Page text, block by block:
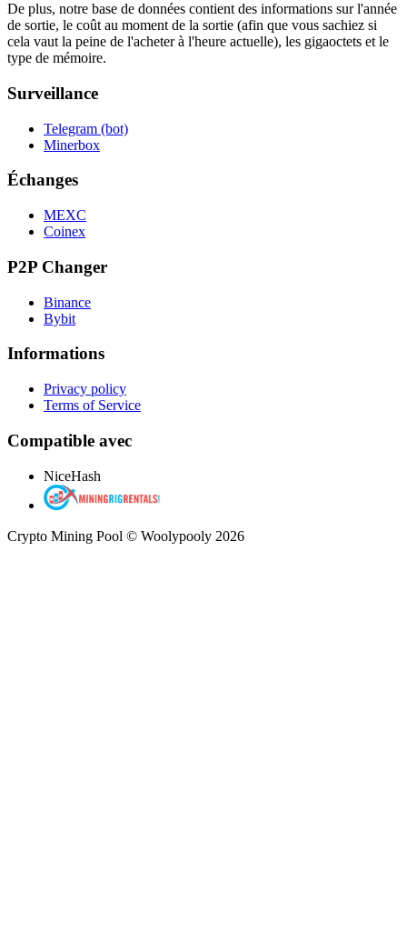
De plus, notre base de données contient des informations sur l'année
de sortie, le coût au moment de la sortie (afin que vous sachiez si
cela vaut la peine de l'acheter à l'heure actuelle), les gigaoctets et le
type de mémoire.
Surveillance
Telegram (bot)
Minerbox
Échanges
MEXC
Coinex
P2P Changer
Binance
Bybit
Informations
Privacy policy
Terms of Service
Compatible avec
NiceHash
Crypto Mining Pool © Woolypooly 2026